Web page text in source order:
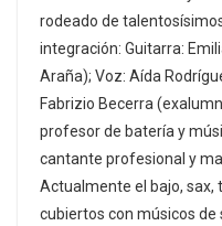
rodeado de
integración: Guitarra:
Araña); Voz: Aída
Fabrizio Becerra
profesor de batería y
cantante profesional y
Actualmente el bajo,
cubiertos con músicos de